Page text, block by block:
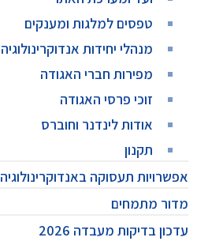
טפסים למלגות ומענקים
מנהלי יחידות אנדוקרינולוגיה
מפירות חברי האגודה
זוכי פרסי האגודה
אודות לינדנר וחוברס
תקנון
אפשרויות תעסוקה באנדוקרינולוגיה
מדור מתמחים
עדכון בדיקות מעבדה 2026